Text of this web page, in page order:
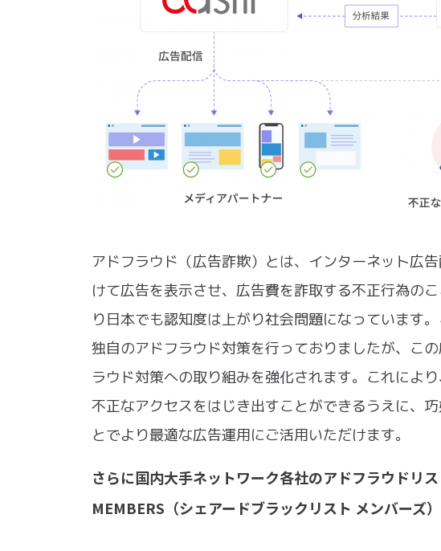
アドフラウド（広告詐欺）とは、インターネット広
けて広告を表示させ、広告費を詐取する不正行為の
り日本でも認知度は上がり社会問題になっています
独自のアドフラウド対策を行っておりましたが、こ
ラウド対策への取り組みを強化されます。これによ
不正なアクセスをはじき出すことができるうえに、
とでより最適な広告運用にご活用いただけます。
さらに国内大手ネットワーク各社のアドフラウドリ
MEMBERS（シェアードブラックリスト メンバーズ